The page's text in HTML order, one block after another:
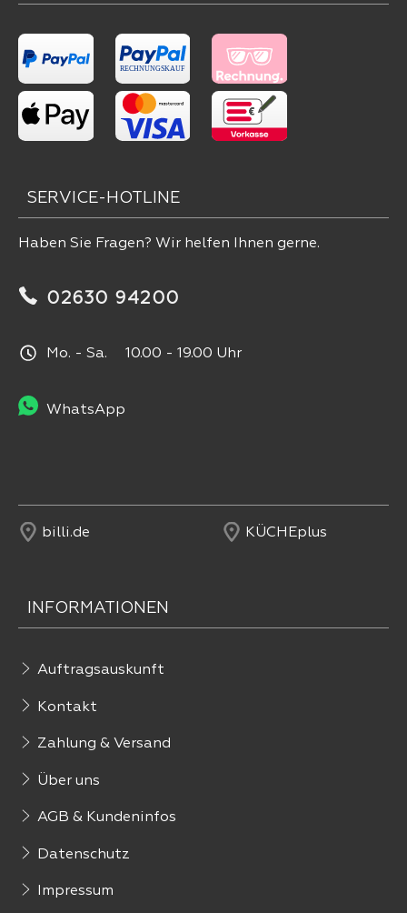
SERVICE-HOTLINE
Haben Sie Fragen? Wir helfen Ihnen gerne.
02630 94200
Mo. - Sa. 10.00 - 19.00 Uhr
WhatsApp
billi.de KÜCHEplus
INFORMATIONEN
Auftragsauskunft
Kontakt
Zahlung & Versand
Über uns
AGB & Kundeninfos
Datenschutz
Impressum